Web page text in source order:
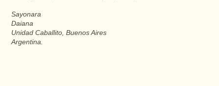
Sayonara
Daiana
Unidad Caballito, Buenos Aires
Argentina.